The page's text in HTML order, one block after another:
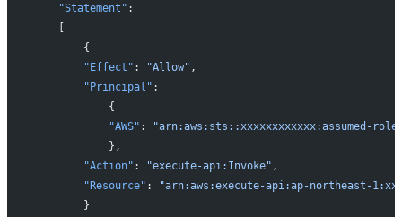
    "Statement"
:
    [
        {
        "Effect"
: "Allow" ,
        "Principal"
:
            {
            "AWS"
:
"arn:aws:sts::xxxxxxxxxxxx:assumed-role/
            },
        "Action"
: "execute-api:Invoke" ,
        "Resource"
:
"arn:aws:execute-api:ap-northeast-
        }